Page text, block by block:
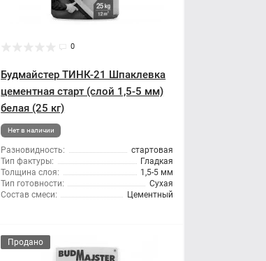
0
Будмайстер ТИНК-21 Шпаклевка
цементная старт (слой 1,5-5 мм)
белая (25 кг)
Нет в наличии
Разновидность:
стартовая
Тип фактуры:
Гладкая
Толщина слоя:
1,5-5 мм
Тип готовности:
Сухая
Состав смеси:
Цементный
Продано